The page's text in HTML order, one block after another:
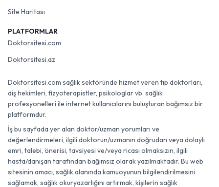
Site Haritası
PLATFORMLAR
Doktorsitesi.com
Doktorsitesi.az
Doktorsitesi.com sağlık sektöründe hizmet veren tıp doktorları,
diş hekimleri, fizyoterapistler, psikologlar vb. sağlık
profesyonelleri ile internet kullanıcılarını buluşturan bağımsız bir
platformdur.
İş bu sayfada yer alan doktor/uzman yorumları ve
değerlendirmeleri, ilgili doktorun/uzmanın doğrudan veya dolaylı
emri, talebi, önerisi, tavsiyesi ve/veya ricası olmaksızın, ilgili
hasta/danışan tarafından bağımsız olarak yazılmaktadır. Bu web
sitesinin amacı, sağlık alanında kamuoyunun bilgilendirilmesini
sağlamak, sağlık okuryazarlığını artırmak, kişilerin sağlık